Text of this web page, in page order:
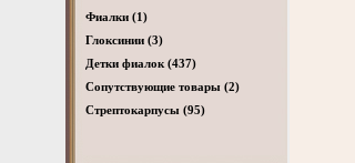
Фиалки (1)
Глоксинии (3)
Детки фиалок (437)
Cопутствующие товары (2)
Стрептокарпусы (95)